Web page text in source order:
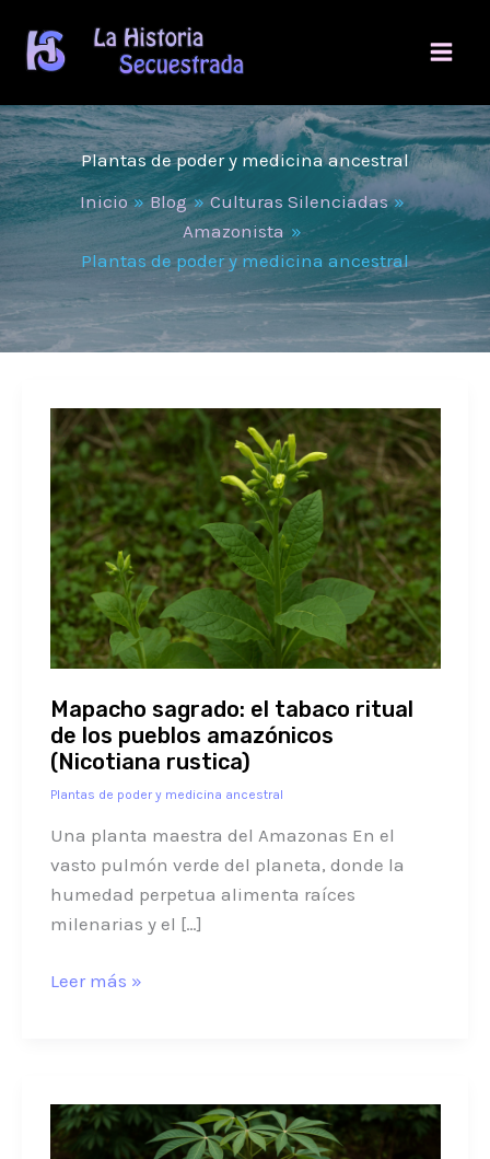
contenido
Plantas de poder y medicina ancestral
Inicio
Blog
Culturas Silenciadas
Amazonista
Plantas de poder y medicina ancestral
Mapacho sagrado: el tabaco ritual
de los pueblos amazónicos
(Nicotiana rustica)
Plantas de poder y medicina ancestral
Una planta maestra del Amazonas En el
vasto pulmón verde del planeta, donde la
humedad perpetua alimenta raíces
milenarias y el […]
Mapacho
sagrado:
el
tabaco
ritual
de
los
pueblos
amazónicos
rustica)
Leer más »
Yuca
amazónica: